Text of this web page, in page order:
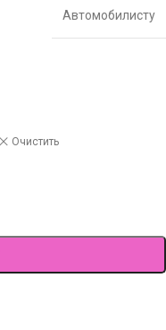
Автомобилисту
Очистить